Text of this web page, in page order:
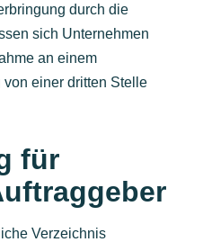
durch die
sich Unternehmen
an einem
einer dritten Stelle
für
Verzeichnis